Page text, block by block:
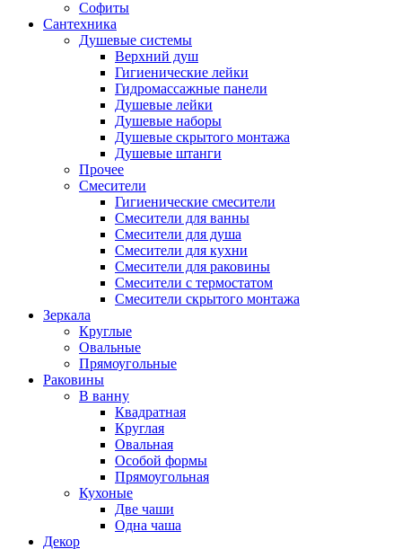
Софиты
Сантехника
Душевые системы
Верхний душ
Гигиенические лейки
Гидромассажные панели
Душевые лейки
Душевые наборы
Душевые скрытого монтажа
Душевые штанги
Прочее
Смесители
Гигиенические смесители
Смесители для ванны
Смесители для душа
Смесители для кухни
Смесители для раковины
Смесители с термостатом
Смесители скрытого монтажа
Зеркала
Круглые
Овальные
Прямоугольные
Раковины
В ванну
Квадратная
Круглая
Овальная
Особой формы
Прямоугольная
Кухоные
Две чаши
Одна чаша
Декор